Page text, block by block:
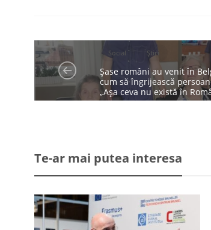
Social Știri
Șase români au venit în
cum să îngrijească
„Așa ceva nu există în
Te-ar mai putea interesa